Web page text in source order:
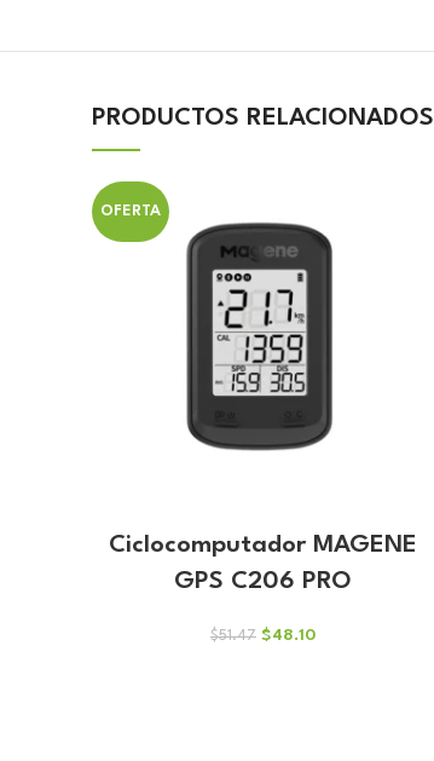
PRODUCTOS RELACIONADOS
OFERTA
Ciclocomputador MAGENE
GPS C206 PRO
$51.47 El
$48.10El